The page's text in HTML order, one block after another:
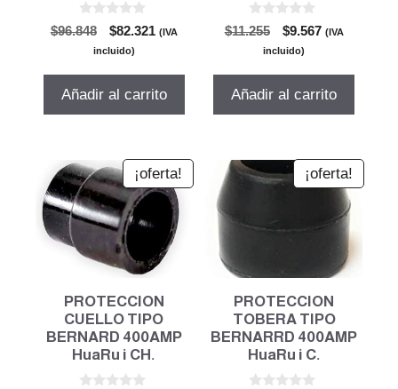
0
d
$96.848
El
precio
era:
$82.321El
es:
(IVA
incluido)
Añadir al carrito
0
d
$11.255
El
precio
era:
$9.567El
es:
(IVA
incluido)
Añadir al carrito
¡oferta!
PROTECCION
CUELLO TIPO
BERNARD 400AMP
HuaRu i CH.
¡oferta!
PROTECCION
TOBERA TIPO
BERNARRD 400AMP
HuaRu i C.